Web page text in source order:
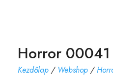
Horror 00041
Kezdőlap/ Webshop/